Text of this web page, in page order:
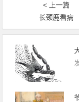
< 上一篇
长颈鹿看病